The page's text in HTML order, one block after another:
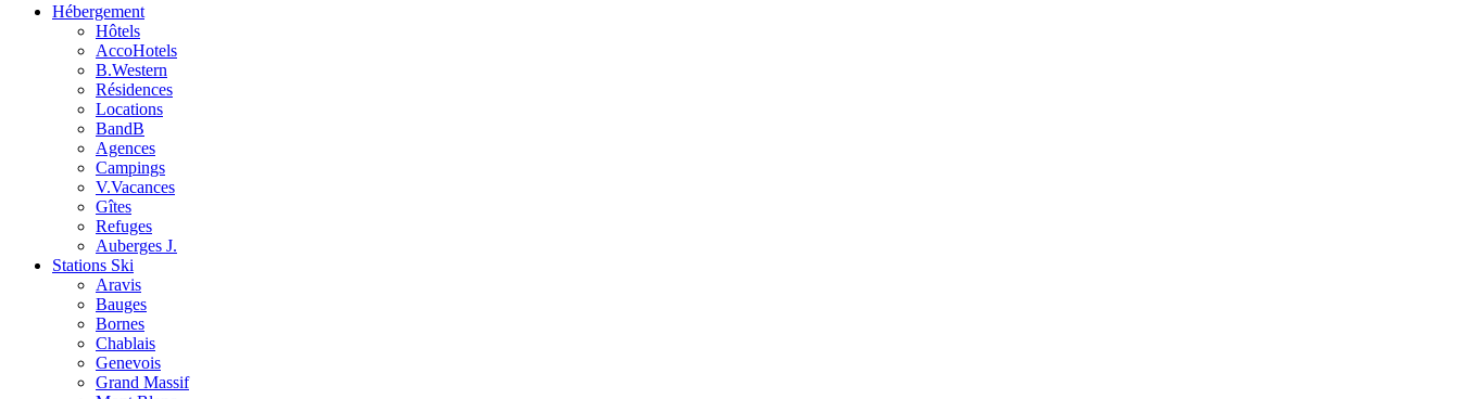
Hébergement
Hôtels
AccoHotels
B.Western
Résidences
Locations
BandB
Agences
Campings
V.Vacances
Gîtes
Refuges
Auberges J.
Stations Ski
Aravis
Bauges
Bornes
Chablais
Genevois
Grand Massif